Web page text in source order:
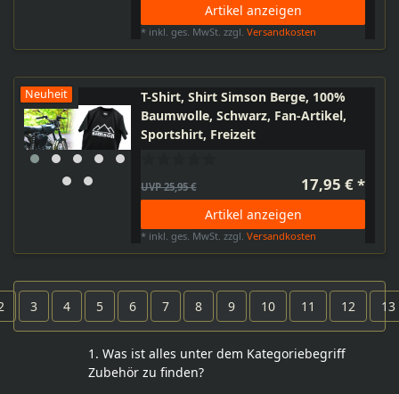
Artikel anzeigen
* inkl. ges. MwSt. zzgl.Versandkosten
Neuheit
T-Shirt, Shirt Simson Berge, 100%
Baumwolle, Schwarz, Fan-Artikel,
Sportshirt, Freizeit
UVP 25,95 € 17,95 € *
Artikel anzeigen
* inkl. ges. MwSt. zzgl.Versandkosten
3 4 5 6 7 8 9 10 11 12 13
1. Was ist alles unter dem Kategoriebegriff
Zubehör zu finden?